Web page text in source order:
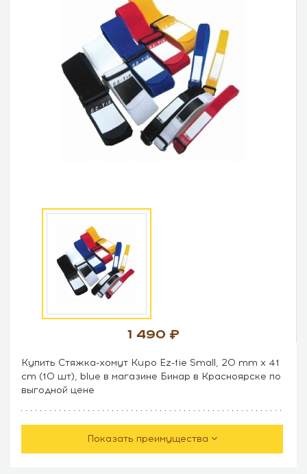
1 490
Купить Стяжка-хомут Kupo Ez-tie Small, 20 mm x 41
cm (10 шт), blue в магазине Бинар в Красноярске по
выгодной цене
Показать преимущества